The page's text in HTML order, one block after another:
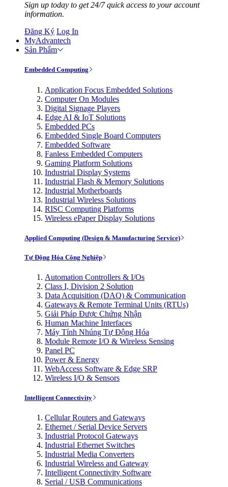
Sign up today to get 24/7 quick access to your account
information.
Đăng Ký Log In
MyAdvantech
Sản Phẩm
Embedded Computing
Application Focus Embedded Solutions
Computer On Modules
Digital Signage Players
Edge AI & IoT Solutions
Embedded PCs
Embedded Single Board Computers
Embedded Software
Fanless Embedded Computers
Gaming Platform Solutions
Industrial Display Systems
Industrial Flash & Memory Solutions
Industrial Motherboards
Industrial Wireless Solutions
RISC Computing Platforms
Wireless ePaper Display Solutions
Applied Computing (Design & Manufacturing Service)
Tự Động Hóa Công Nghiệp
Automation Controllers & I/Os
Class I, Division 2 Solution
Data Acquisition (DAQ) & Communication
Gateways & Remote Terminal Units (RTUs)
Giải Pháp Được Chứng Nhận
Human Machine Interfaces
Máy Tính Nhúng Tự Động Hóa
Module Remote I/O & Wireless Sensing
Panel PC
Power & Energy
WebAccess Software & Edge SRP
Wireless I/O & Sensors
Intelligent Connectivity
Cellular Routers and Gateways
Ethernet / Serial Device Servers
Industrial Protocol Gateways
Industrial Ethernet Switches
Industrial Media Converters
Industrial Wireless and Gateway
Intelligent Connectivity Software
Serial / USB Communications